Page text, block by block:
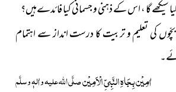
گا ، اس کے ذہنی و جسمانی کیا فائدےہیں؟
کی تعلیم و تربیت کا درست انداز سے اہتمام
اٰمِیْن بِجَاہِ النَّبِیِّ الْاَمِیْنصلَّی اللہ علیہ واٰلہٖ وسلَّم